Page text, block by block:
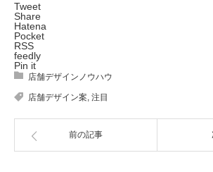
Tweet
Share
Hatena
Pocket
RSS
feedly
Pin it
店舗デザインノウハウ
店舗デザイン案, 注目
前の記事